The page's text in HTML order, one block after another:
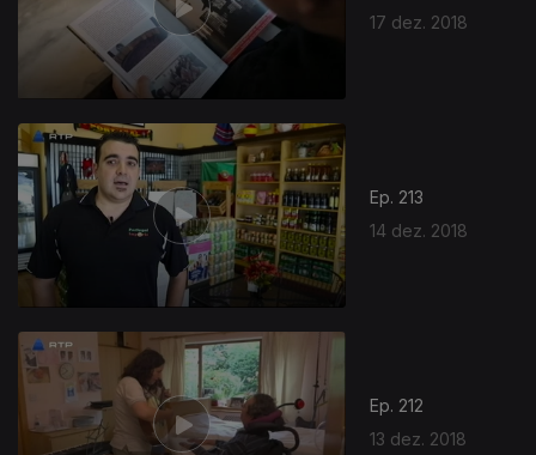
17 dez. 2018
Ep. 213
14 dez. 2018
Ep. 212
13 dez. 2018